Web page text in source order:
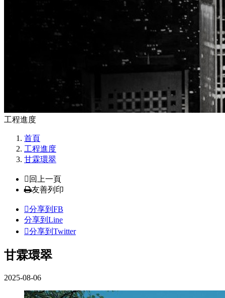
工程進度
首頁
工程進度
甘霖環翠
回上一頁
友善列印
分享到FB
分享到Line
分享到Twitter
甘霖環翠
2025-08-06